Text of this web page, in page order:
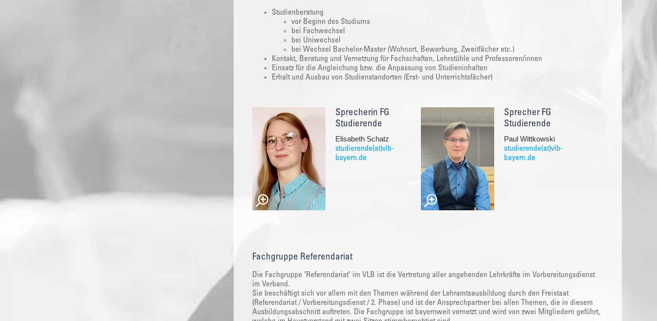
Studienberatung
vor Beginn des Studiums
bei Fachwechsel
bei Uniwechsel
bei Wechsel Bachelor-Master (Wohnort, Bewerbung, Zweitfächer etc.)
Kontakt, Beratung und Vernetzung für Fachschaften, Lehrstühle und Professoren/innen
Einsatz für die Angleichung bzw. die Anpassung von Studieninhalten
Erhalt und Ausbau von Studienstandorten (Erst- und Unterrichtsfächer)
Sprecherin FG
Studierende
Elisabeth Schatz
studierende(at)vlb-
bayern.de
Sprecher FG
Studierende
Paul Wittkowski
studierende(at)vlb-
bayern.de
Fachgruppe Referendariat
Die Fachgruppe "Referendariat" im VLB ist die Vertretung aller angehenden Lehrkräfte im Vorbereitungsdienst
im Verband.
Sie beschäftigt sich vor allem mit den Themen während der Lehramtsausbildung durch den Freistaat
(Referendariat / Vorbereitungsdienst / 2. Phase) und ist der Ansprechpartner bei allen Themen, die in diesem
Ausbildungsabschnitt auftreten. Die Fachgruppe ist bayernweit vernetzt und wird von zwei Mitgliedern geführt,